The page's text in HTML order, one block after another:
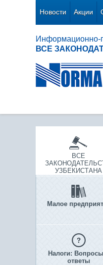
Новости Акции
Информационно-
ВСЕ
ВСЕ
УЗБЕКИСТАНА
Малое
Налоги:
ответы